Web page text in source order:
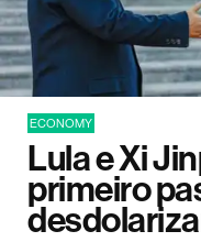
ECONOMY
Lula e Xi
primeiro